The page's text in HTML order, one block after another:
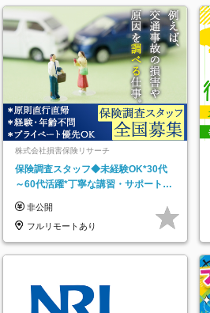
株式会社損害保険リサーチ
保険調査スタッフ◆未経験OK*30代
～60代活躍*丁寧な講習・サポートあ
託
非公開
フルリモートあり